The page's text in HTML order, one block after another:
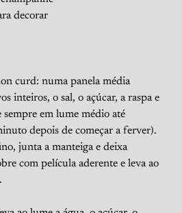
decorar
curd: numa panela média
inteiros, o sal, o açúcar, a raspa e
em lume médio até
depois de começar a ferver).
junta a manteiga e deixa
com película aderente e leva ao